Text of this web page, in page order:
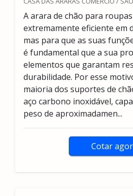
A arara de chão para
extremamente eficiente em
mas para que as suas
é fundamental que a sua
elementos que garantam
durabilidade. Por esse
maioria dos suportes de
aço carbono inoxidável,
peso de aproximadamen...
Cotar